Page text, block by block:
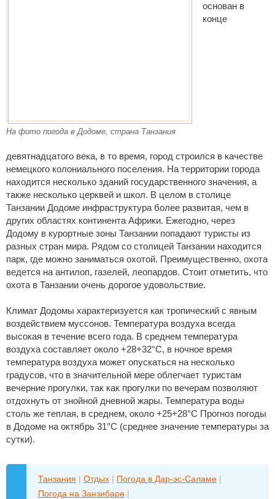
На фото погода в Додоме, страна Танзания
основан в
конце
девятнадцатого века, в то время, город строился в качестве
немецкого колониального поселения. На территории города
находится несколько зданий государственного значения, а
также несколько церквей и школ. В целом в столице
Танзании Додоме инфраструктура более развитая, чем в
других областях континента Африки. Ежегодно, через
Додому в курортные зоны Танзании попадают туристы из
разных стран мира. Рядом со столицей Танзании находится
парк, где можно заниматься охотой. Преимущественно, охота
ведется на антилоп, газелей, леопардов. Стоит отметить, что
охота в Танзании очень дорогое удовольствие.
Климат Додомы характеризуется как тропический с явным
воздействием муссонов. Температура воздуха всегда
высокая в течение всего года. В среднем температура
воздуха составляет около +28+32°C, в ночное время
температура воздуха может опускаться на несколько
градусов, что в значительной мере облегчает туристам
вечерние прогулки, так как прогулки по вечерам позволяют
отдохнуть от знойной дневной жары. Температура воды
столь же теплая, в среднем, около +25+28°C Прогноз погоды
в Додоме на октябрь 31°C (среднее значение температуры за
сутки).
Танзания | Отдых | Погода в Дар-эс-Саламе |
Погода на Занзибаре |